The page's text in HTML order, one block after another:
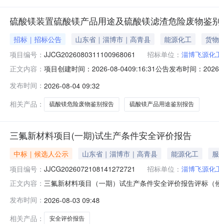
硫酸镁装置硫酸镁产品用途及硫酸镁滤渣危险废物鉴
招标｜招标公告 山东省｜淄博市｜高青县 能源化工
货物
项目编号： JJCG2026080311100968061 招标单位： 淄博飞源化
正文内容： 项目创建时间：2026-08-0409:16:31公告发布时间：
品用途及硫酸镁滤渣危险废物鉴别五、投标人资格要求
发布时间： 2026-08-04 09:32
相关产品：
硫酸镁危险废物鉴别报告 硫酸镁产品用途鉴别报告
三氟新材料项目(一期)试生产条件安全评价报告
中标｜候选人公示 山东省｜淄博市｜高青县 能源化工
项目编号： JJCG2026072108141272721 招标单位： 淄博飞源化
正文内容： 三氟新材料项目（一期）试生产条件安全评价报告评标
对评标结果有异议，请在公示期间内先向采购人或招标
门：巨化招标办公室（0570-30918
发布时间： 2026-08-03 09:48
相关产品：
安全评价报告